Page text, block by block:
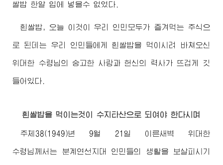
쌀밥 한알 입에 넣을수 없었다.
흰쌀밥, 오늘 이것이 우리 인민모두가 즐겨먹는 주식으
로 된데는 우리 인민들에게 흰쌀밥을 먹이시려 바쳐오신
위대한 수령님 의 숭고한 사랑과 헌신의 력사가 뜨겁게 깃
들어있다.
흰쌀밥을 먹이는것이 수지타산으로 되여야 한다시며
주체38(1949)년 9월 21일 이른새벽 위대한
수령님께서 는 분계연선지대 인민들의 생활을 보살피시기